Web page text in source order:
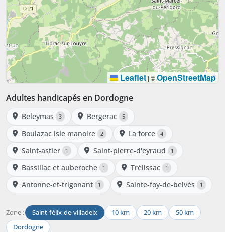
Leaflet | ©OpenStreetMap
Adultes handicapés en Dordogne
Beleymas 3 Bergerac 5
Boulazac isle manoire 2 La force 4
Saint-astier 1 Saint-pierre-d'eyraud 1
Bassillac et auberoche 1 Trélissac 1
Antonne-et-trigonant 1 Sainte-foy-de-belvès 1
Zone : Saint-félix-de-villadeix 10 km 20 km
50 km
Dordogne